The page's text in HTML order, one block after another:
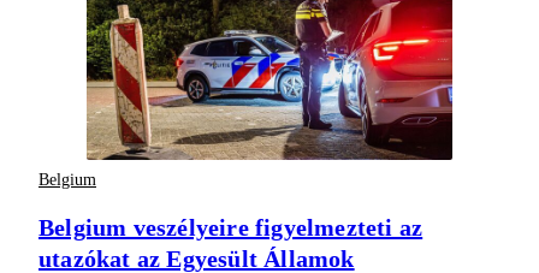
Belgium
Belgium veszélyeire figyelmezteti az
utazókat az Egyesült Államok